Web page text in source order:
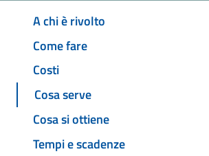
A chi è rivolto
Come fare
Costi
Cosa serve
Cosa si ottiene
Tempi e scadenze